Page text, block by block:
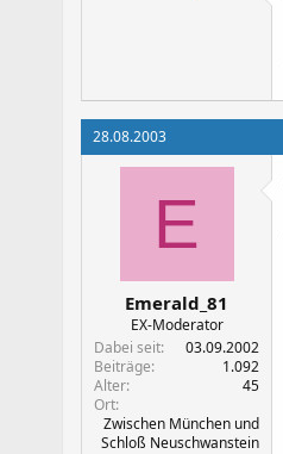
28.08.2003
E
Emerald_81
EX-Moderator
Dabei seit
03.09.2002
Beiträge
1.092
Alter
45
Ort
Zwischen München und
Schloß Neuschwanstein